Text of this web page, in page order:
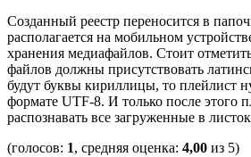
Созданный реестр переносится в
располагается на мобильном
хранения медиафайлов. Стоит
файлов должны присутствовать
будут буквы кириллицы, то плейлист
формате UTF-8. И только после этого
распознавать все загруженные в
(голосов: 1, средняя оценка: 4,00 из 5)